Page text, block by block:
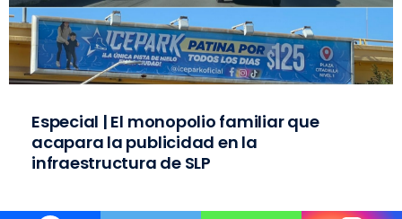
Especial | El monopolio familiar que
acapara la publicidad en la
infraestructura de SLP